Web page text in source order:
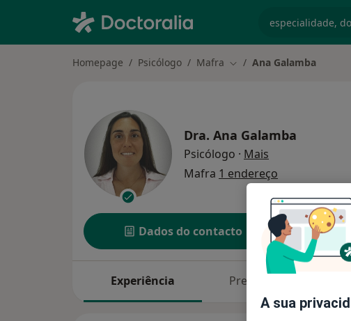
Homepage Psicólogo Mafra Mudar de cidade
Ana Galamba
Dra. Ana Galamba
Psicólogo · Mais
Mafra 1 endereço
Dados do contacto
Experiência Preços
A sua